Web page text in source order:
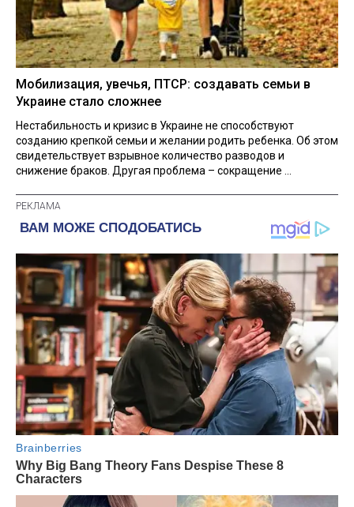
Мобилизация, увечья, ПТСР: создавать семьи в
Украине стало сложнее
Нестабильность и кризис в Украине не способствуют
созданию крепкой семьи и желании родить ребенка. Об этом
свидетельствует взрывное количество разводов и
снижение браков. Другая проблема – сокращение ...